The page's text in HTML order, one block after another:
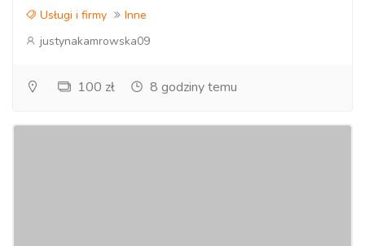
Usługi i firmy
Inne
justynakamrowska09
100 zł 8 godziny temu